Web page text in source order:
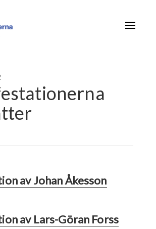
av Johan Åkesson
av Lars-Göran Forss